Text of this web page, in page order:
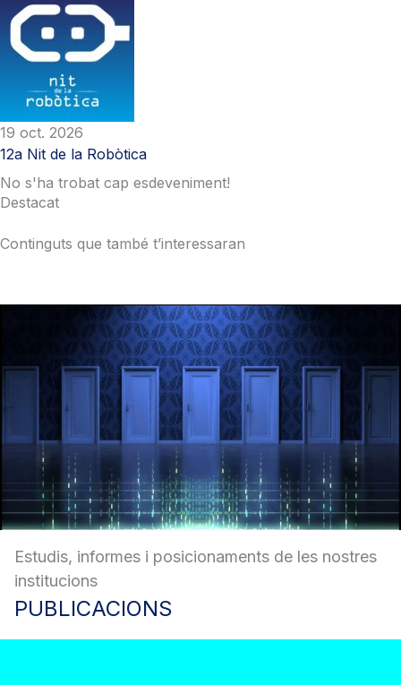
19 oct. 2026
12a Nit de la Robòtica
No s'ha trobat cap esdeveniment!
Destacat
Continguts que també t’interessaran
Estudis, informes i posicionaments de les nostres
institucions
PUBLICACIONS